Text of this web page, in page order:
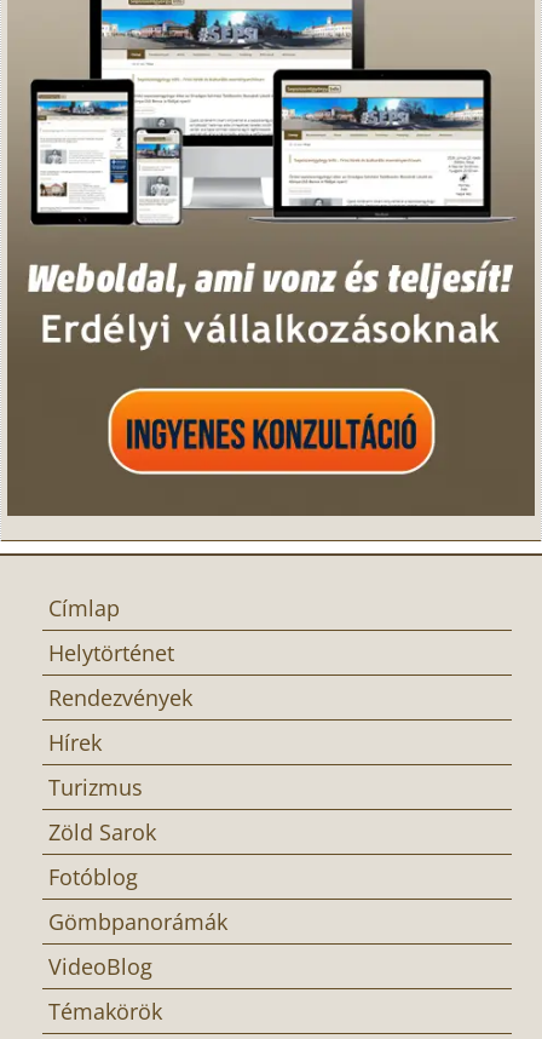
Címlap
Helytörténet
Rendezvények
Hírek
Turizmus
Zöld Sarok
Fotóblog
Gömbpanorámák
VideoBlog
Témakörök